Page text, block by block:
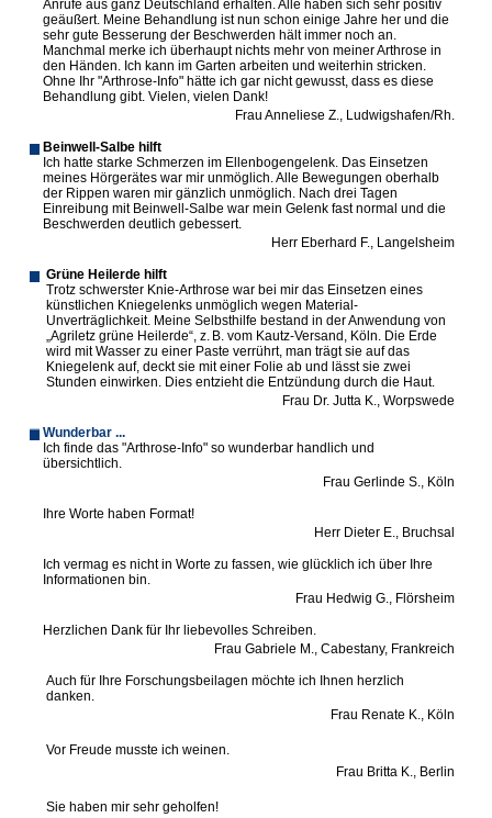
Anrufe aus ganz Deutschland erhalten. Alle haben sich sehr positiv
geäußert. Meine Behandlung ist nun schon einige Jahre her und die
sehr gute Besserung der Beschwerden hält immer noch an.
Manchmal merke ich überhaupt nichts mehr von meiner Arthrose in
den Händen. Ich kann im Garten arbeiten und weiterhin stricken.
Ohne Ihr "Arthrose-Info" hätte ich gar nicht gewusst, dass es diese
Behandlung gibt. Vielen, vielen Dank!
Frau Anneliese Z., Ludwigshafen/Rh.
Beinwell-Salbe hilft
Ich hatte starke Schmerzen im Ellenbogengelenk. Das Einsetzen
meines Hörgerätes war mir unmöglich. Alle Bewegungen oberhalb
der Rippen waren mir gänzlich unmöglich. Nach drei Tagen
Einreibung mit Beinwell-Salbe war mein Gelenk fast normal und die
Beschwerden deutlich gebessert.
Herr Eberhard F., Langelsheim
Grüne Heilerde hilft
Trotz schwerster Knie-Arthrose war bei mir das Einsetzen eines
künstlichen Kniegelenks unmöglich wegen Material-
Unverträglichkeit. Meine Selbsthilfe bestand in der Anwendung von
„Agriletz grüne Heilerde“, z. B. vom Kautz-Versand, Köln. Die Erde
wird mit Wasser zu einer Paste verrührt, man trägt sie auf das
Kniegelenk auf, deckt sie mit einer Folie ab und lässt sie zwei
Stunden einwirken. Dies entzieht die Entzündung durch die Haut.
Frau Dr. Jutta K., Worpswede
Wunderbar ...
Ich finde das "Arthrose-Info" so wunderbar handlich und
übersichtlich.
Frau Gerlinde S., Köln
Ihre Worte haben Format!
Herr Dieter E., Bruchsal
Ich vermag es nicht in Worte zu fassen, wie glücklich ich über Ihre
Informationen bin.
Frau Hedwig G., Flörsheim
Herzlichen Dank für Ihr liebevolles Schreiben.
Frau Gabriele M., Cabestany, Frankreich
Auch für Ihre Forschungsbeilagen möchte ich Ihnen herzlich
danken.
Frau Renate K., Köln
Vor Freude musste ich weinen.
Frau Britta K., Berlin
Sie haben mir sehr geholfen!